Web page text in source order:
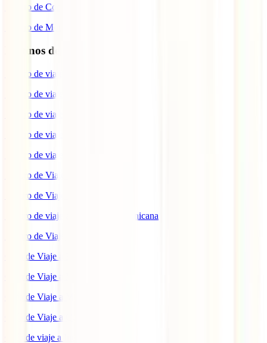
Seguro de Coche
Seguro de Moto
Destinos de interés
Seguro de viaje a EEUU
Seguro de viaje a Indonesia
Seguro de viaje a Marruecos
Seguro de viaje a Reino Unido
Seguro de viaje a México
Seguro de Viaje a Tailandia
Seguro de Viaje a China
Seguro de viaje a República Dominicana
Seguro de Viaje a Colombia
Guía de Viaje a Estados Unidos
Guía de Viaje a México
Guía de Viaje a Marruecos
Guía de Viaje a Cuba
Guía de viaje a Indonesia